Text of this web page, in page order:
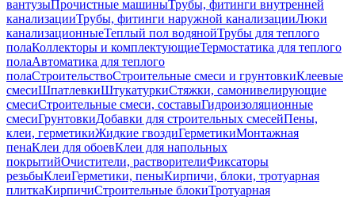
вантузыПрочистные машиныТрубы, фитинги внутренней
канализацииТрубы, фитинги наружной канализацииЛюки
канализационныеТеплый пол водянойТрубы для теплого
полаКоллекторы и комплектующиеТермостатика для теплого
полаАвтоматика для теплого
полаСтроительствоСтроительные смеси и грунтовкиКлеевые
смесиШпатлевкиШтукатуркиСтяжки, самонивелирующие
смесиСтроительные смеси, составыГидроизоляционные
смесиГрунтовкиДобавки для строительных смесейПены,
клеи, герметикиЖидкие гвоздиГерметикиМонтажная
пенаКлеи для обоевКлеи для напольных
покрытийОчистители, растворителиФиксаторы
резьбыКлеиГерметики, пеныКирпичи, блоки, тротуарная
плиткаКирпичиСтроительные блокиТротуарная